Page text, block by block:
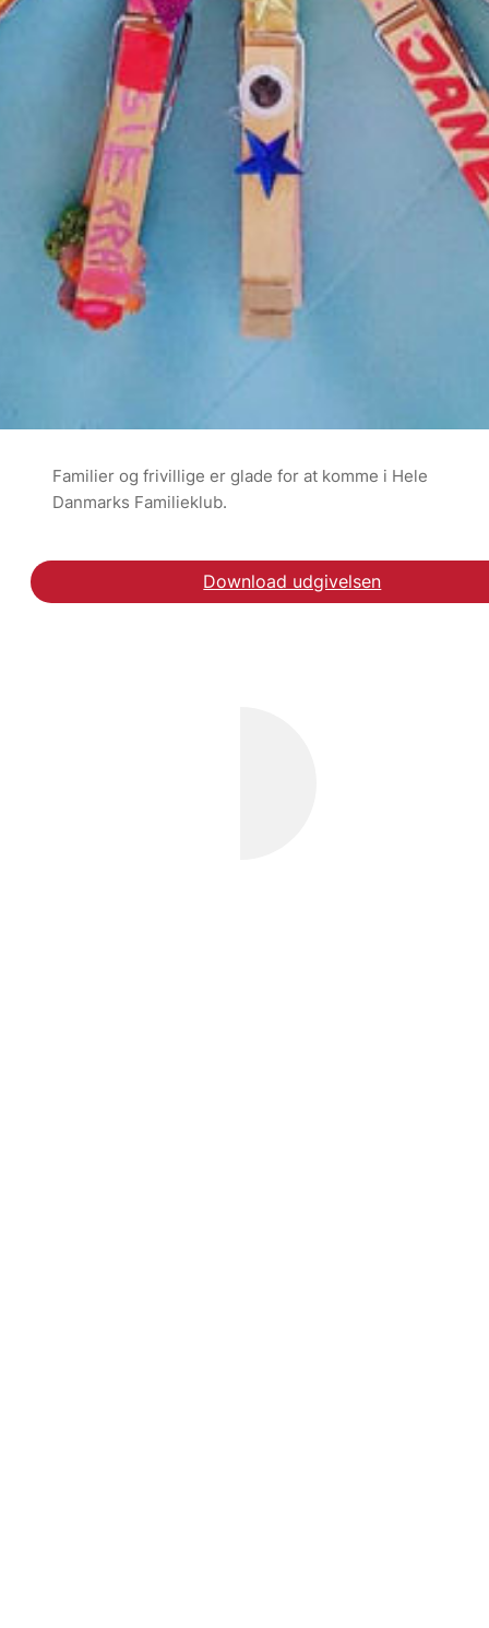
Familier og frivillige er glade for at komme i Hele
Danmarks Familieklub.
Download udgivelsen
Download rapporten